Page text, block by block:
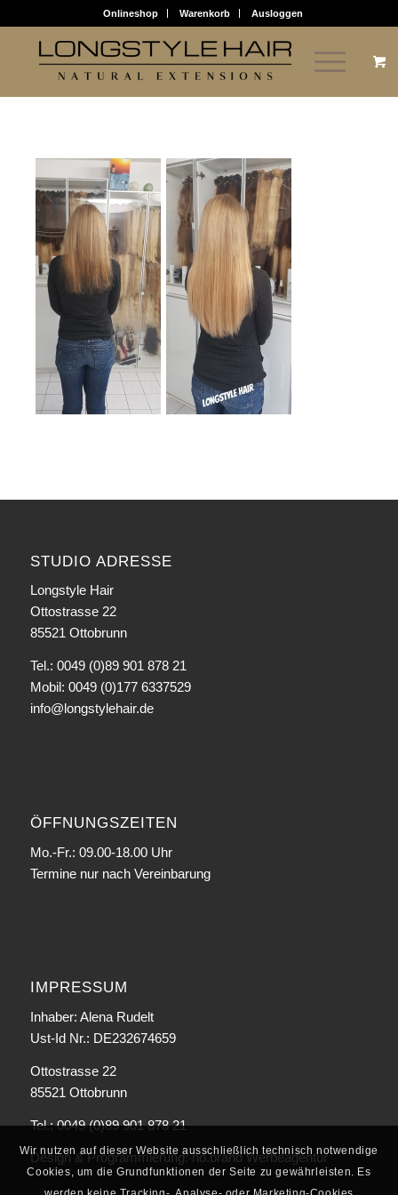
Onlineshop Warenkorb Ausloggen
STUDIO ADRESSE
Longstyle Hair
Ottostrasse 22
85521 Ottobrunn
Tel.: 0049 (0)89 901 878 21
Mobil: 0049 (0)177 6337529
info@longstylehair.de
ÖFFNUNGSZEITEN
Mo.-Fr.: 09.00-18.00 Uhr
Termine nur nach Vereinbarung
IMPRESSUM
Inhaber: Alena Rudelt
Ust-Id Nr.: DE232674659
Ottostrasse 22
85521 Ottobrunn
Tel.: 0049 (0)89 901 878 21
Design & Programmierung:no.brand Werbeagentur
Wir nutzen auf dieser Website ausschließlich technisch notwendige
Cookies, um die Grundfunktionen der Seite zu gewährleisten. Es